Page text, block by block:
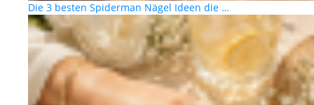
Die 3 besten Spiderman Nägel Ideen die …